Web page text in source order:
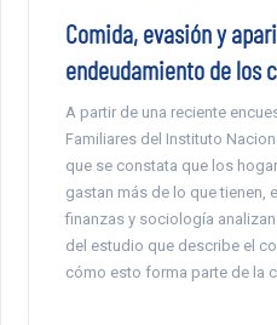
Comida, evasión y
endeudamiento de los
A partir de una reciente
Familiares del Instituto
que se constata que los
gastan más de lo que tienen,
finanzas y sociología
del estudio que describe el
cómo esto forma parte de la